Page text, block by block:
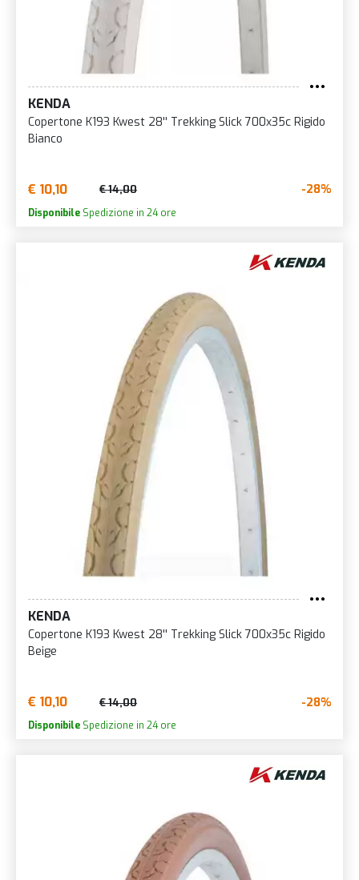
KENDA
Copertone K193 Kwest 28'' Trekking Slick 700x35c Rigido
Bianco
€ 10,10 € 14,00 -28%
Disponibile Spedizione in 24 ore
KENDA
Copertone K193 Kwest 28'' Trekking Slick 700x35c Rigido
Beige
€ 10,10 € 14,00 -28%
Disponibile Spedizione in 24 ore